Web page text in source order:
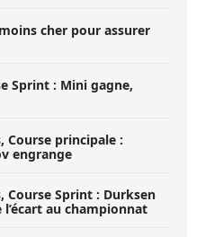
cher pour assurer
Sprint : Mini gagne,
Course principale :
engrange
Course Sprint : Durksen
l’écart au championnat